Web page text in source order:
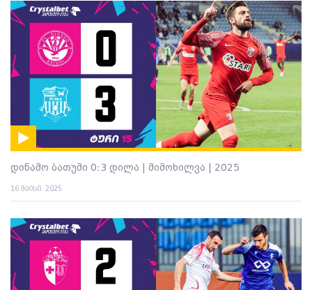
დინამო ბათუმი 0:3 დილა | მიმოხილვა | 2025
16 მაისი. 2025